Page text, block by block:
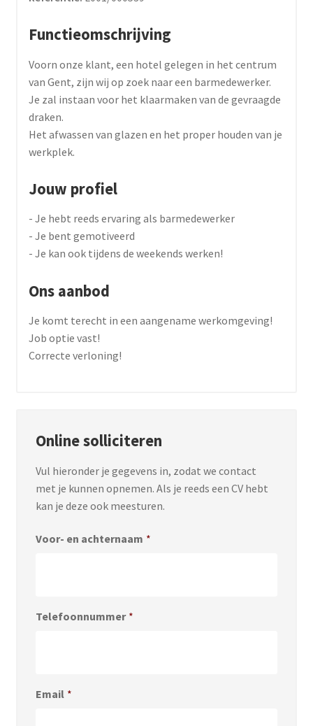
Functieomschrijving
Voorn onze klant, een hotel gelegen in het centrum
van Gent, zijn wij op zoek naar een barmedewerker.
Je zal instaan voor het klaarmaken van de gevraagde
draken.
Het afwassen van glazen en het proper houden van je
werkplek.
Jouw profiel
- Je hebt reeds ervaring als barmedewerker
- Je bent gemotiveerd
- Je kan ook tijdens de weekends werken!
Ons aanbod
Je komt terecht in een aangename werkomgeving!
Job optie vast!
Correcte verloning!
Online solliciteren
Vul hieronder je gegevens in, zodat we contact
met je kunnen opnemen. Als je reeds een CV hebt
kan je deze ook meesturen.
Voor- en achternaam *
Telefoonnummer *
Email *